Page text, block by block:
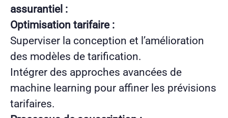
assurantiel :
Optimisation tarifaire :
Superviser la conception et l’amélioration
des modèles de tarification.
Intégrer des approches avancées de
machine learning pour affiner les prévisions
tarifaires.